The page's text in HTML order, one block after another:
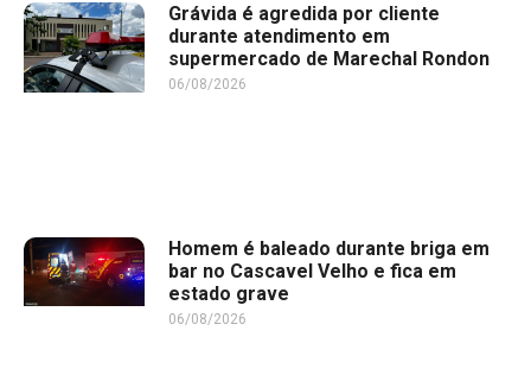
Grávida é agredida por cliente
durante atendimento em
supermercado de Marechal Rondon
06/08/2026
Homem é baleado durante briga em
bar no Cascavel Velho e fica em
estado grave
06/08/2026